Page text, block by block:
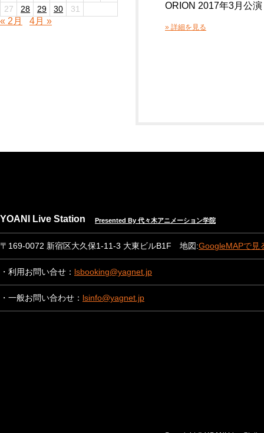
27
28 29 30 31
« 2月 4月 »
ORION 2017年3月公演
» 詳細を見る
YOANI Live Station Presented By 代々木アニメーション学院
〒169-0072 新宿区大久保1-11-3 大東ビルB1F 地図:GoogleMAPで見
・利用お問い合せ： lsbooking@yagnet.jp
・一般お問い合わせ： lsinfo@yagnet.jp